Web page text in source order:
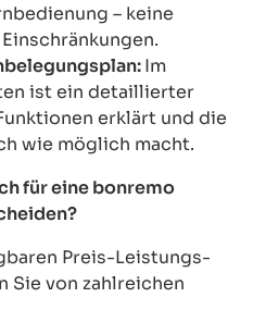
– keine
Im
ist ein detaillierter
erklärt und die
wie möglich macht.
für eine bonremo
Preis-Leistungs-
Sie von zahlreichen